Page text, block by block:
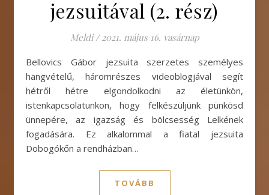
jezsuitával (2. rész)
Meldi / 2021. május 16. vasárnap
Bellovics Gábor jezsuita szerzetes személyes
hangvételű, háromrészes videoblogjával segít
hétről hétre elgondolkodni az életünkön,
istenkapcsolatunkon, hogy felkészüljünk pünkösd
ünnepére, az igazság és bölcsesség Lelkének
fogadására. Ez alkalommal a fiatal jezsuita
Dobogókőn a rendházban…
TOVÁBB